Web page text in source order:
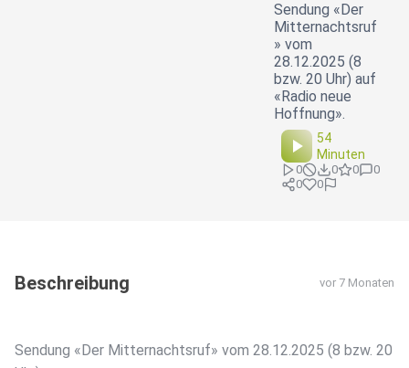
Sendung «Der
Mitternachtsruf
» vom
28.12.2025 (8
bzw. 20 Uhr) auf
«Radio neue
Hoffnung».
54
Minuten
0 0 0
0
0
0
Beschreibung vor 7 Monaten
Sendung «Der Mitternachtsruf» vom 28.12.2025 (8 bzw. 20